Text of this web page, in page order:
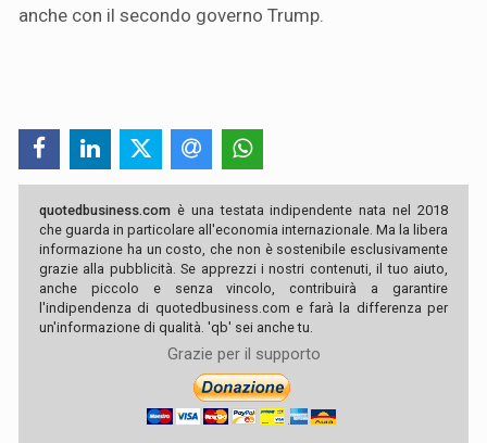
anche con il secondo governo Trump.
quotedbusiness.com è una testata indipendente nata nel 2018
che guarda in particolare all'economia internazionale. Ma la libera
informazione ha un costo, che non è sostenibile esclusivamente
grazie alla pubblicità. Se apprezzi i nostri contenuti, il tuo aiuto,
anche piccolo e senza vincolo, contribuirà a garantire
l'indipendenza di quotedbusiness.com e farà la differenza per
un'informazione di qualità. 'qb' sei anche tu.
Grazie per il supporto